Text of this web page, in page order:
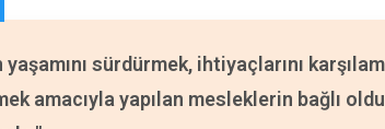
yaşamını sürdürmek, ihtiyaçlarını
amacıyla yapılan mesleklerin bağlı